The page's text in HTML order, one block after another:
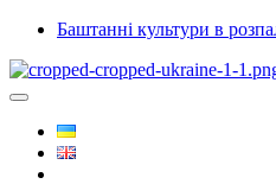
Баштанні культури в